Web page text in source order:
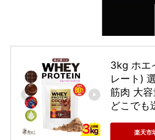
3kg ホエ
レート)
筋肉 大
どこで
楽天市